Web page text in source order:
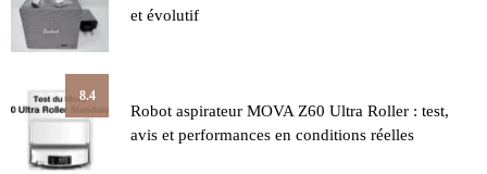
et évolutif
8.4
Robot aspirateur MOVA Z60 Ultra Roller : test,
avis et performances en conditions réelles